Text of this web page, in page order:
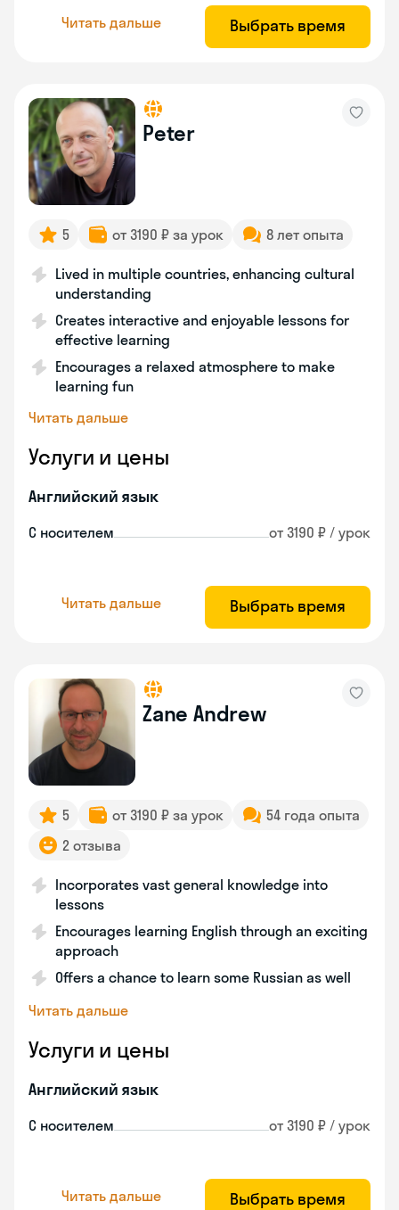
Читать дальше Выбрать время
Peter
5 от 3190 ₽ за урок 8 лет опыта
Lived in multiple countries, enhancing cultural
understanding
Creates interactive and enjoyable lessons for
effective learning
Encourages a relaxed atmosphere to make
learning fun
Читать дальше
Услуги и цены
Английский язык
С носителем от 3190 ₽ / урок
Читать дальше Выбрать время
Zane Andrew
5 от 3190 ₽ за урок
54 года опыта
2 отзыва
Incorporates vast general knowledge into
lessons
Encourages learning English through an exciting
approach
Offers a chance to learn some Russian as well
Читать дальше
Услуги и цены
Английский язык
С носителем от 3190 ₽ / урок
Читать дальше Выбрать время